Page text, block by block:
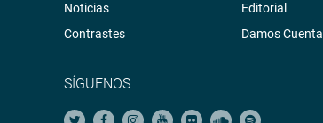
Noticias
Contrastes
Editorial
Damos Cuenta
SÍGUENOS